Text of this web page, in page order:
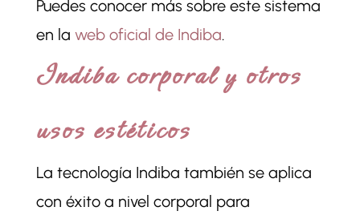
Puedes conocer más sobre este sistema
en la web oficial de Indiba.
Indiba corporal y otros
usos estéticos
La tecnología Indiba también se aplica
con éxito a nivel corporal para